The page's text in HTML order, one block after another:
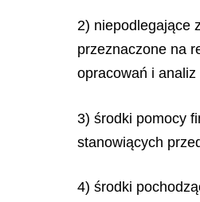
2) niepodlegające
przeznaczone na
opracowań i
3) środki pomocy
stanowiących
4) środki